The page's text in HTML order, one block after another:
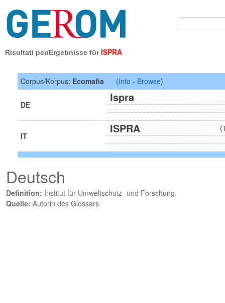
Risultati per/Ergebnisse fürISPRA
Corpus/Korpus: Ecomafia (Info - Browse)
DE
Ispra
IT
ISPRA
Deutsch
Definition: Institut für Umweltschutz- und Forschung.
Quelle: Autorin des Glossars